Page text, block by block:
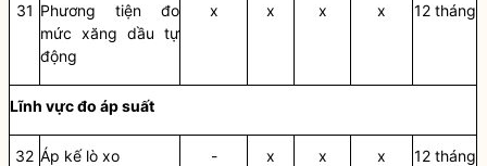
31 Phương tiện đo
mức xăng dầu tự
động
x x x x 12 tháng
Lĩnh vực đoáp suất
32 Áp kếlò xo - x x x 12 tháng